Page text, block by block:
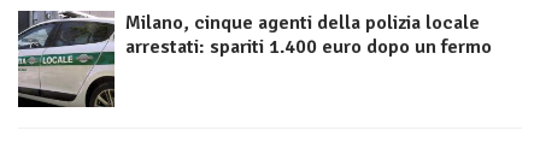
Milano, cinque agenti della polizia locale
arrestati: spariti 1.400 euro dopo un fermo